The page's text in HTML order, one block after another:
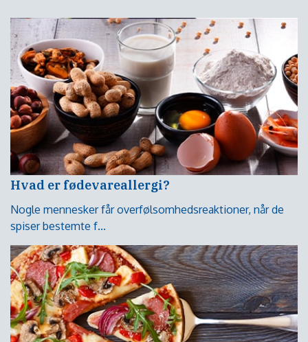
Hvad er fødevareallergi?
Nogle mennesker får overfølsomhedsreaktioner, når de
spiser bestemte f...